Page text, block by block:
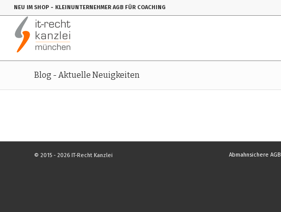
NEU IM SHOP - KLEINUNTERNEHMER AGB FÜR COACHING
Blog - Aktuelle Neuigkeiten
© 2015 - 2026 IT-Recht Kanzlei Abmahnsichere AGB